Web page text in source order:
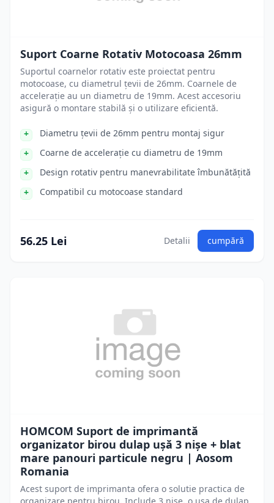
Suport Coarne Rotativ Motocoasa 26mm
Suportul coarnelor rotativ este proiectat pentru
motocoase, cu diametrul țevii de 26mm. Coarnele de
accelerație au un diametru de 19mm. Acest accesoriu
asigură o montare stabilă și o utilizare eficientă.
Diametru țevii de 26mm pentru montaj sigur
Coarne de accelerație cu diametru de 19mm
Design rotativ pentru manevrabilitate îmbunătățită
Compatibil cu motocoase standard
56.25 Lei Detalii cumpără
HOMCOM Suport de imprimantă
organizator birou dulap ușă 3 nișe + blat
mare panouri particule negru | Aosom
Romania
Acest suport de imprimanta ofera o solutie practica de